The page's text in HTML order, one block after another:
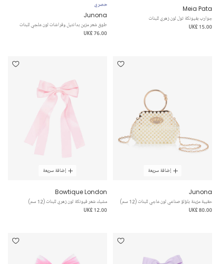
Meia Pata
جوارب بفيونكة تول لون زهري للبنات
UK£ 15.00
حصري
Junona
طوق شعر مزين بدانتيل وفراشات لون علجي للبنات
UK£ 76.00
إضافة سريعة
Junona
حقيبة مزينة بلؤلؤ صناعي لون عاجي للبنات (12 سم)
UK£ 80.00
إضافة سريعة
Bowtique London
مشبك شعر فيونكة لون زهري للبنات (12 سم)
UK£ 12.00